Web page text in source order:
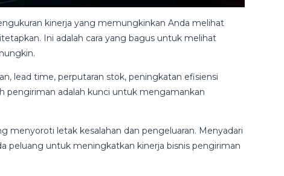
kinerja yang memungkinkan Anda melihat
Ini adalah cara yang bagus untuk melihat
lead time, perputaran stok, peningkatan efisiensi
pengiriman adalah kunci untuk mengamankan
menyoroti letak kesalahan dan pengeluaran. Menyadari
peluang untuk meningkatkan kinerja bisnis pengiriman